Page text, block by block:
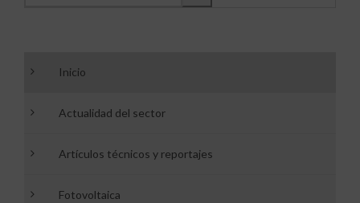
Inicio
Actualidad del sector
Artículos técnicos y reportajes
Fotovoltaica